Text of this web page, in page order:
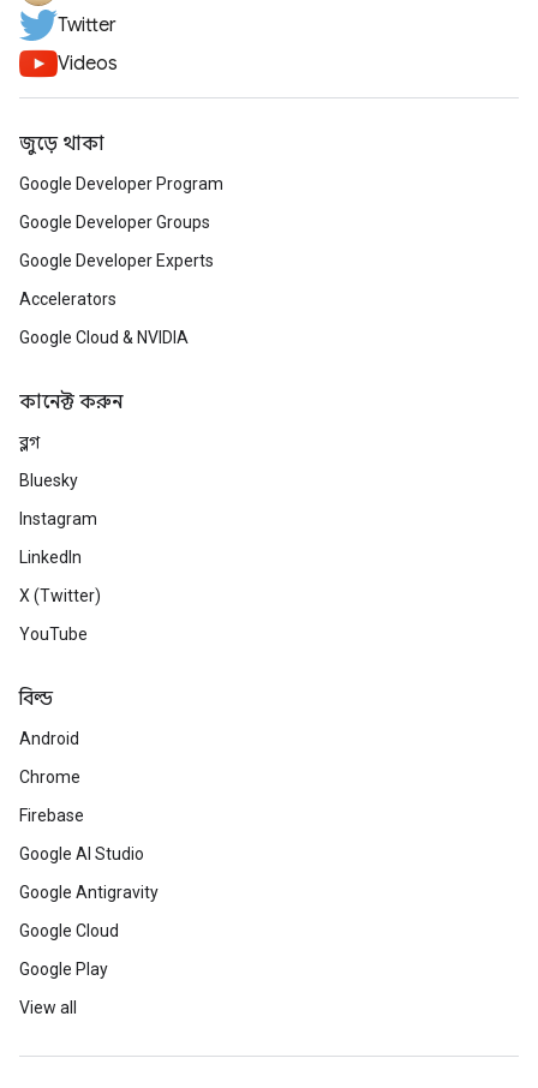
Twitter
Videos
জুড়ে থাকা
Google Developer Program
Google Developer Groups
Google Developer Experts
Accelerators
Google Cloud & NVIDIA
কানেক্ট করুন
ব্লগ
Bluesky
Instagram
LinkedIn
X (Twitter)
YouTube
বিল্ড
Android
Chrome
Firebase
Google AI Studio
Google Antigravity
Google Cloud
Google Play
View all